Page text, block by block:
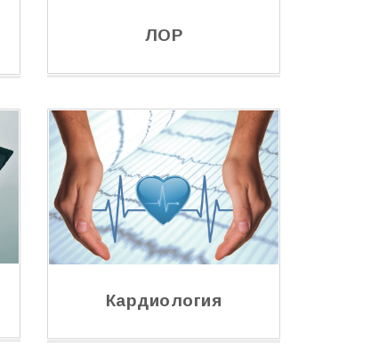
ЛОР
Кардиология